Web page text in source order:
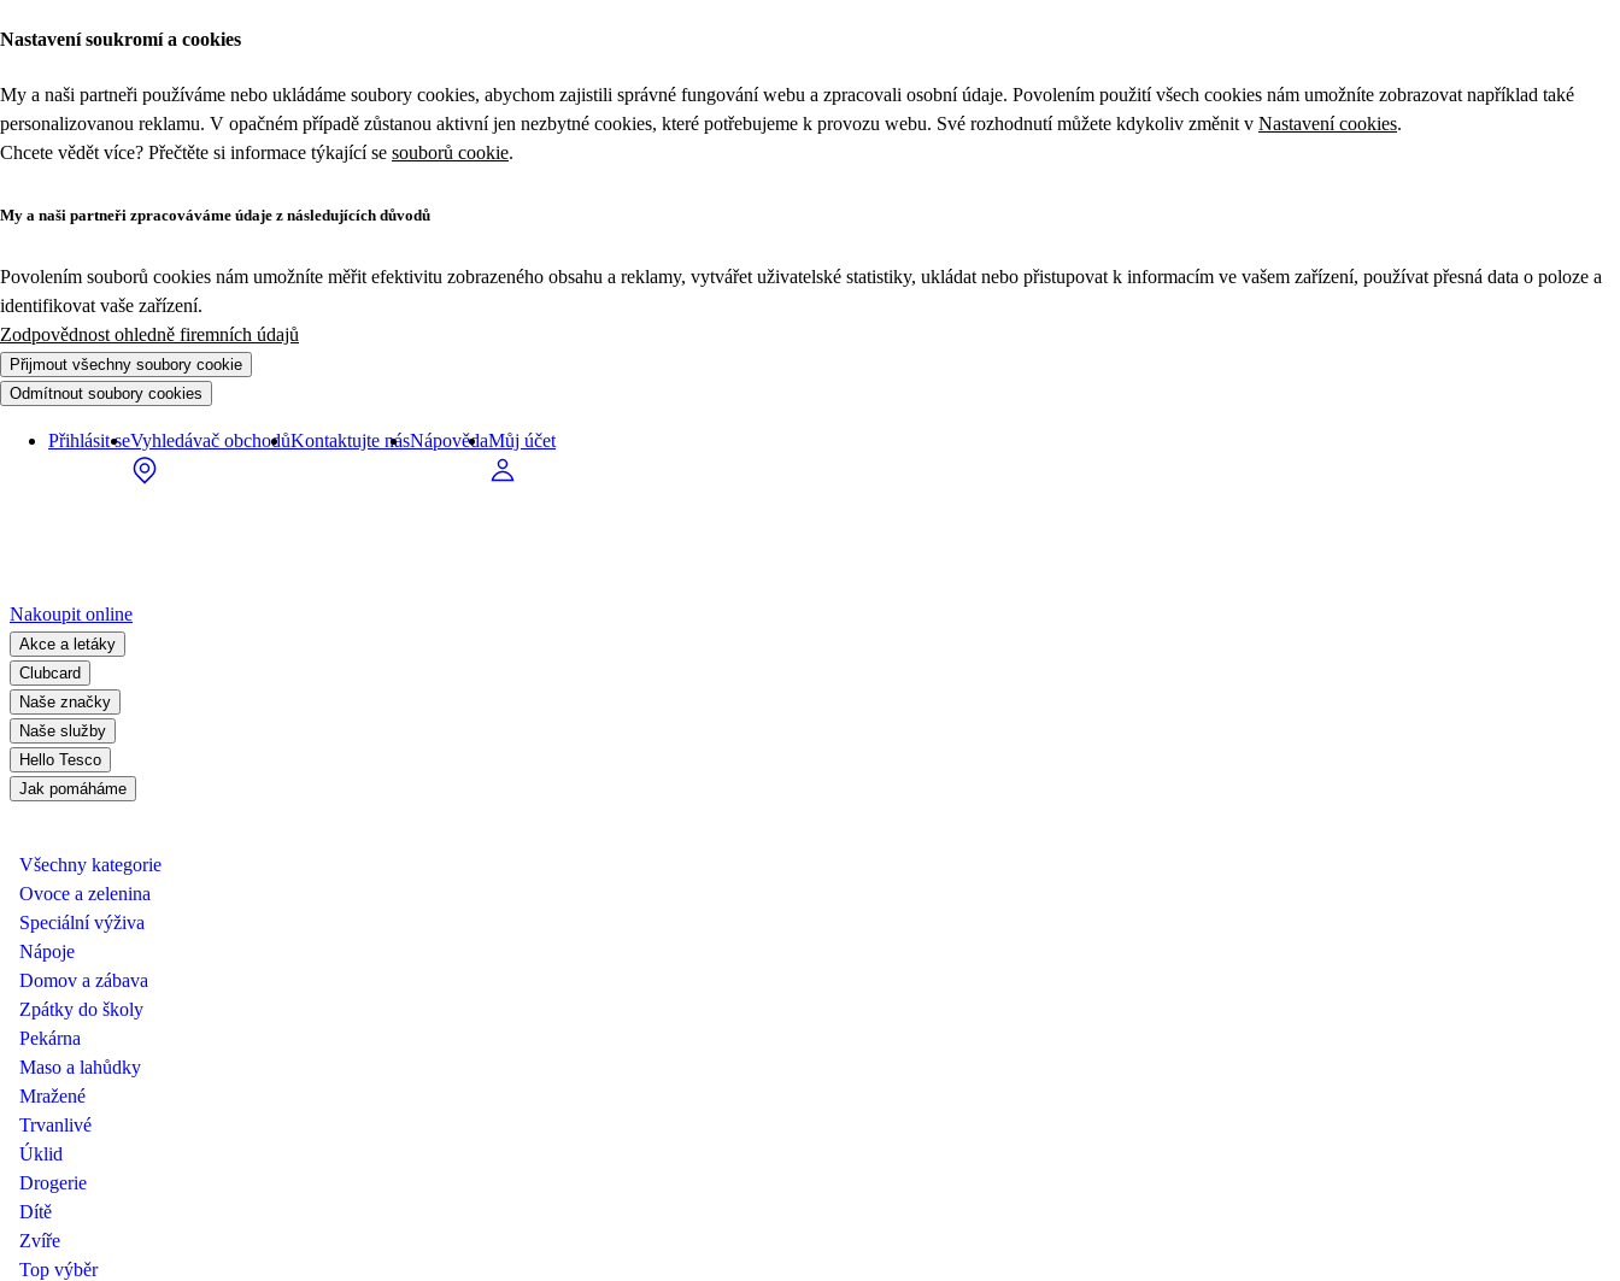
Nastavení soukromí a cookies
My a naši partneři používáme nebo ukládáme soubory cookies, abychom zajistili správné fungování webu a zpracovali osobní údaje. Povolením použití všech cookies nám umožníte zobrazovat například také
personalizovanou reklamu. V opačném případě zůstanou aktivní jen nezbytné cookies, které potřebujeme k provozu webu. Své rozhodnutí můžete kdykoliv změnit v Nastavení cookies.
Chcete vědět více? Přečtěte si informace týkající se souborů cookie.
My a naši partneři zpracováváme údaje z následujících důvodů
Povolením souborů cookies nám umožníte měřit efektivitu zobrazeného obsahu a reklamy, vytvářet uživatelské statistiky, ukládat nebo přistupovat k informacím ve vašem zařízení, používat přesná data o poloze a
identifikovat vaše zařízení.
Zodpovědnost ohledně firemních údajů
Přijmout všechny soubory cookie
Odmítnout soubory cookies
Přihlásit seVyhledávač obchodůKontaktujte násNápovědaMůj účet
Nakoupit online
Akce a letáky
Clubcard
Naše značky
Naše služby
Hello Tesco
Jak pomáháme
Všechny kategorie
Ovoce a zelenina
Speciální výživa
Nápoje
Domov a zábava
Zpátky do školy
Pekárna
Maso a lahůdky
Mražené
Trvanlivé
Úklid
Drogerie
Dítě
Zvíře
Top výběr